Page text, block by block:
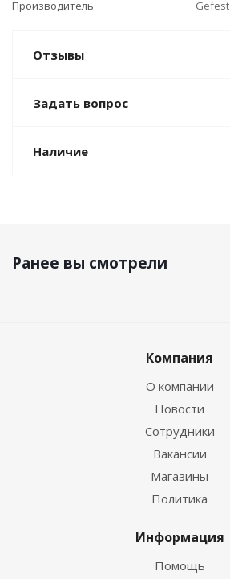
Производитель
Gefest
Отзывы
Задать вопрос
Наличие
Ранее вы смотрели
Компания
О компании
Новости
Сотрудники
Вакансии
Магазины
Политика
Информация
Помощь